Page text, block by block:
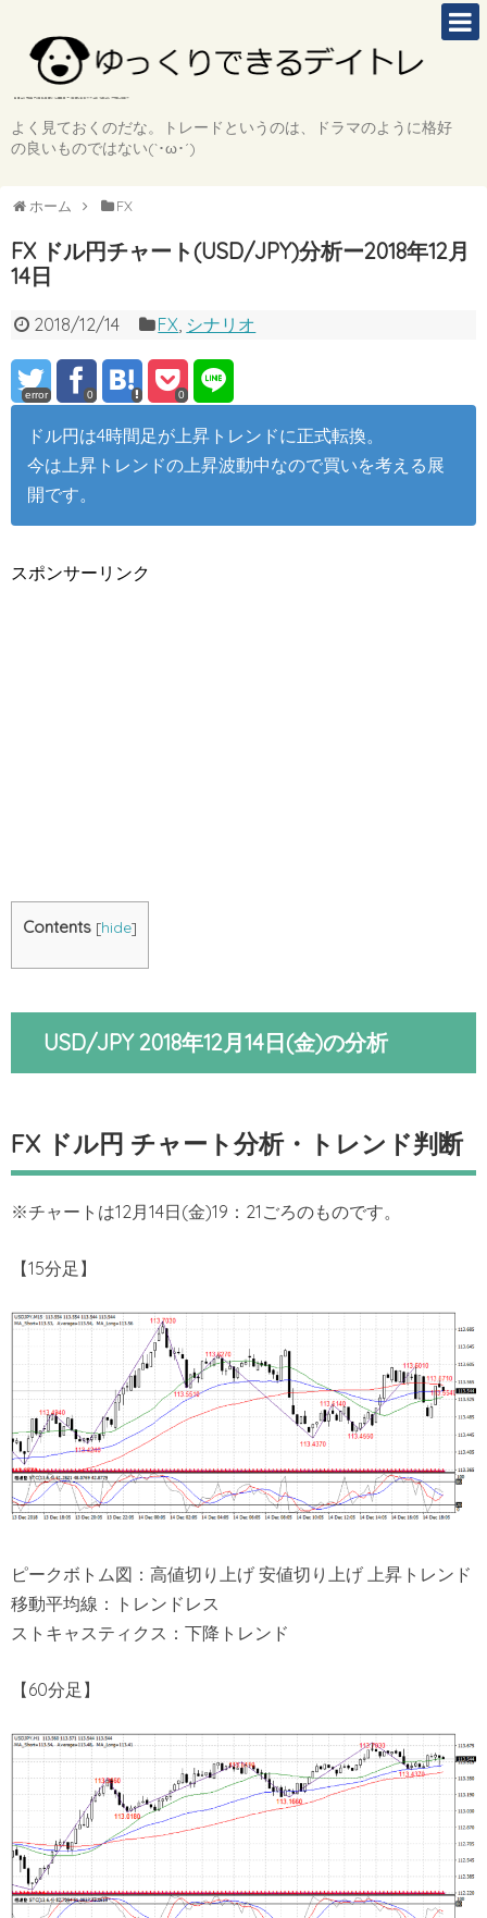
よく見ておくのだな。トレードというのは、ドラマのように格好
の良いものではない(`･ω･´)
ホーム FX
FX ドル円チャート(USD/JPY)分析ー2018年12月
14日
2018/12/14 FX シナリオ
error 0 0
ドル円は4時間足が上昇トレンドに正式転換。
今は上昇トレンドの上昇波動中なので買いを考える展
開です。
スポンサーリンク
Contents [hide]
USD/JPY 2018年12月14日(金)の分析
FX ドル円 チャート分析・トレンド判断
※チャートは12月14日(金)19：21ごろのものです。
【15分足】
ピークボトム図：高値切り上げ 安値切り上げ 上昇トレンド
移動平均線：トレンドレス
ストキャスティクス：下降トレンド
【60分足】